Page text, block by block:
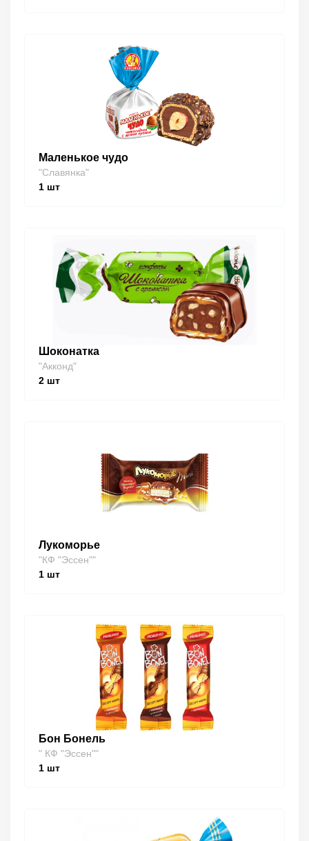
Маленькое чудо
"Славянка"
1 шт
Шоконатка
"Акконд"
2 шт
Лукоморье
"КФ "Эссен""
1 шт
Бон Бонель
" КФ "Эссен""
1 шт